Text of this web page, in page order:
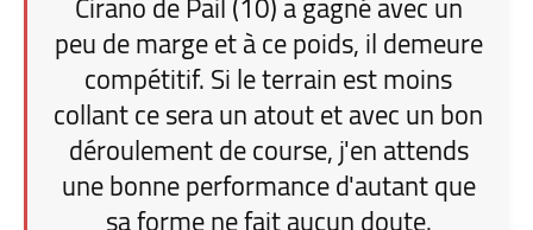
peu de marge et à ce poids, il demeure
compétitif. Si le terrain est moins
collant ce sera un atout et avec un bon
déroulement de course, j'en attends
une bonne performance d'autant que